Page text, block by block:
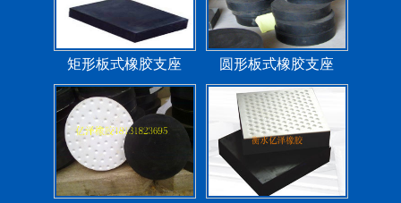
矩形板式橡胶支座 圆形板式橡胶支座